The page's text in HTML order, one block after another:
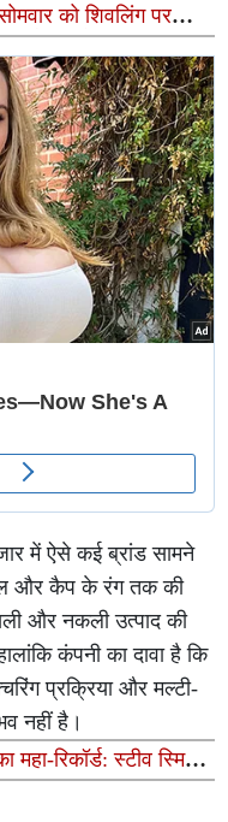
को शिवलिंग पर
और चमकेगी किस्मत
में ऐसे कई ब्रांड सामने
और कैप के रंग तक की
और नकली उत्पाद की
कंपनी का दावा है कि
प्रक्रिया और मल्टी-
नहीं है।
महा-रिकॉर्ड: स्टीव स्मिथ